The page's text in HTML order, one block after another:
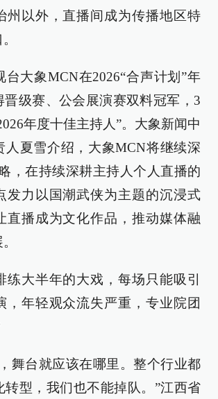
州以外，直播间成为传播地区特
台大象MCN在2026“合声计划”年
晋级赛、公会展演赛双料冠军，3
年度十佳主持人”。大象新闻中
人夏雪介绍，大象MCN将继续深
，在持续深耕主持人个人直播的
发力以国潮武侠为主题的沉浸式
直播成为文化作品，推动媒体融
练大半年的大戏，每场只能吸引
，年轻观众流失严重，专业院团
舞台就应该在哪里。整个行业都
转型，我们也不能掉队。”江西省